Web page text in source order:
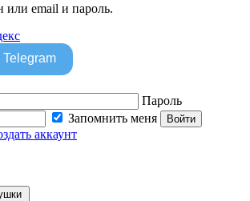
или email и пароль.
Пароль
Запомнить меня
Войти
аккаунт